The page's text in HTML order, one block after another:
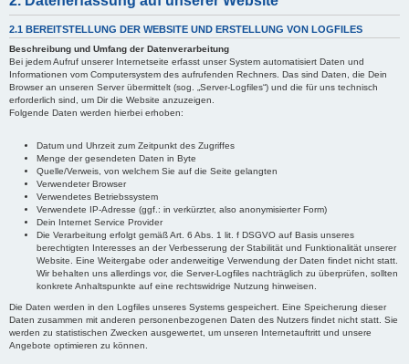
2.1 BEREITSTELLUNG DER WEBSITE UND ERSTELLUNG VON LOGFILES
Beschreibung und Umfang der Datenverarbeitung
Bei jedem Aufruf unserer Internetseite erfasst unser System automatisiert Daten und
Informationen vom Computersystem des aufrufenden Rechners. Das sind Daten, die Dein
Browser an unseren Server übermittelt (sog. „Server-Logfiles“) und die für uns technisch
erforderlich sind, um Dir die Website anzuzeigen.
Folgende Daten werden hierbei erhoben:
Datum und Uhrzeit zum Zeitpunkt des Zugriffes
Menge der gesendeten Daten in Byte
Quelle/Verweis, von welchem Sie auf die Seite gelangten
Verwendeter Browser
Verwendetes Betriebssystem
Verwendete IP-Adresse (ggf.: in verkürzter, also anonymisierter Form)
Dein Internet Service Provider
Die Verarbeitung erfolgt gemäß Art. 6 Abs. 1 lit. f DSGVO auf Basis unseres
berechtigten Interesses an der Verbesserung der Stabilität und Funktionalität unserer
Website. Eine Weitergabe oder anderweitige Verwendung der Daten findet nicht statt.
Wir behalten uns allerdings vor, die Server-Logfiles nachträglich zu überprüfen, sollten
konkrete Anhaltspunkte auf eine rechtswidrige Nutzung hinweisen.
Die Daten werden in den Logfiles unseres Systems gespeichert. Eine Speicherung dieser
Daten zusammen mit anderen personenbezogenen Daten des Nutzers findet nicht statt. Sie
werden zu statistischen Zwecken ausgewertet, um unseren Internetauftritt und unsere
Angebote optimieren zu können.